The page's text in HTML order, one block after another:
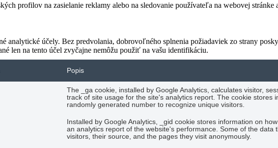
profilov na zasielanie reklamy alebo na sledovanie používateľa na webovej stránke
analytické účely. Bez predvolania, dobrovoľného splnenia požiadaviek zo strany
len na tento účel zvyčajne nemôžu použiť na vašu identifikáciu.
Popis
The _ga cookie, installed by Google Analytics, calculates visitor,
track of site usage for the site's analytics report. The cookie stores
randomly generated number to recognize unique visitors.
Installed by Google Analytics, _gid cookie stores information on
an analytics report of the website's performance. Some of the data
visitors, their source, and the pages they visit anonymously.